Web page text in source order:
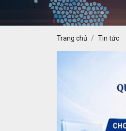
Trang chủ Tin tức